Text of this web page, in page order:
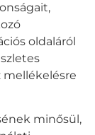
oldaláról
minősül,